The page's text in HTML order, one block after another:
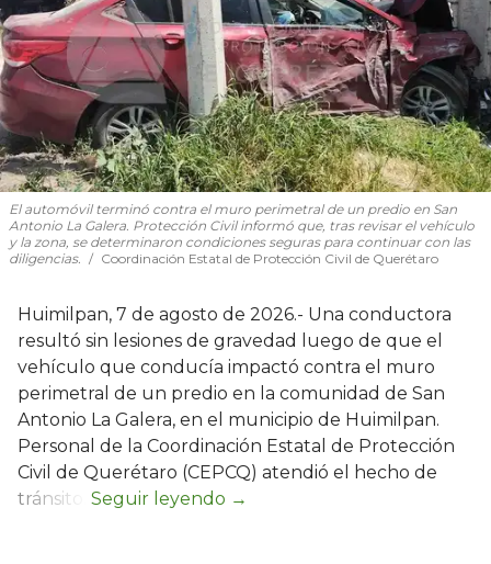
El automóvil terminó contra el muro perimetral de un predio en San
Antonio La Galera. Protección Civil informó que, tras revisar el vehículo
y la zona, se determinaron condiciones seguras para continuar con las
diligencias.
Coordinación Estatal de Protección Civil de Querétaro
Huimilpan, 7 de agosto de 2026.- Una conductora
resultó sin lesiones de gravedad luego de que el
vehículo que conducía impactó contra el muro
perimetral de un predio en la comunidad de San
Antonio La Galera, en el municipio de Huimilpan.
Personal de la Coordinación Estatal de Protección
Civil de Querétaro (CEPCQ) atendió el hecho de
tránsito.